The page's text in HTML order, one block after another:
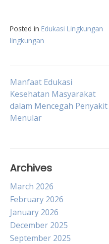
Posted in Edukasi Lingkungan
lingkungan
Post
navigation
Manfaat Edukasi
Kesehatan Masyarakat
dalam Mencegah Penyakit
Menular
Archives
March 2026
February 2026
January 2026
December 2025
September 2025